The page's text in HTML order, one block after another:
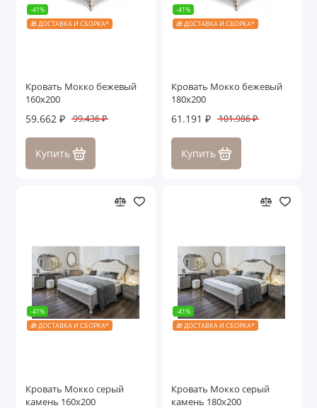
-41%
🎁 ДОСТАВКА И СБОРКА*
Кровать Мокко бежевый
160х200
59.662 ₽ 99.436 ₽
Купить
-41%
🎁 ДОСТАВКА И СБОРКА*
Кровать Мокко бежевый
180х200
61.191 ₽ 101.986 ₽
Купить
-41%
🎁 ДОСТАВКА И СБОРКА*
Кровать Мокко серый
камень 160х200
-41%
🎁 ДОСТАВКА И СБОРКА*
Кровать Мокко серый
камень 180х200